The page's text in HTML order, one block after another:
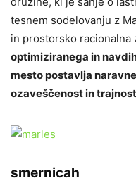
tesnem sodelovanju z
in prostorsko racionalna
optimiziranega in
mesto postavlja
ozaveščenost in
smernicah